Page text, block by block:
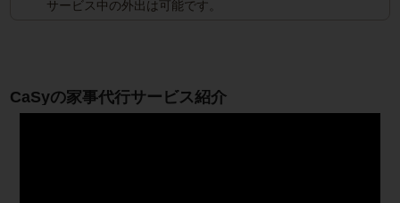
サービス中の外出は可能です。
CaSyの家事代行サービス紹介